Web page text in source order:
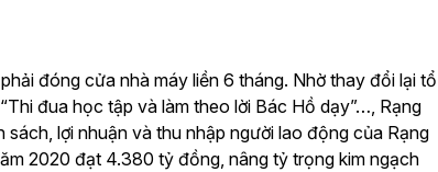
đóng cửa nhà máy liền 6 tháng. Nhờ thay đổi lại tổ
đua học tập và làm theo lời Bác Hồ dạy”…, Rạng
lợi nhuận và thu nhập người lao động của Rạng
2020 đạt 4.380 tỷ đồng, nâng tỷ trọng kim ngạch